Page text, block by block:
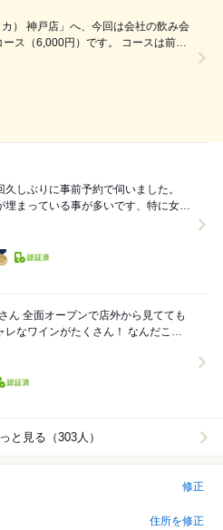
） 神戸店」へ、今回は会社の飲み会
、お酒が進む充実のラインナップ。
しぶりに事前予約で伺いました。
まっている事が多いです、特に女性
インがたくさん！ なんだこ
と見る（303人）
修正
住所を修正